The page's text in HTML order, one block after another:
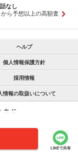
LINEで共有
なし
ら予想以上の高額査
ヘルプ
個人情報保護方針
採用情報
情報の取扱いについて